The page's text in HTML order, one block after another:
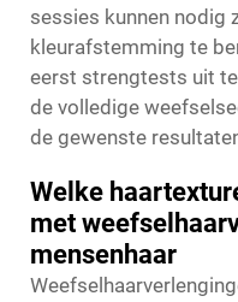
sessies kunnen nodig
kleurafstemming te
eerst strengtests uit
de volledige
de gewenste
Welke
met
mensenhaar